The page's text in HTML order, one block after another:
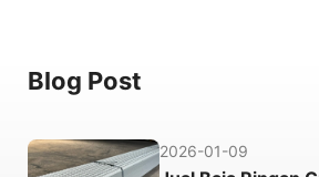
Blog Post
2026-01-09